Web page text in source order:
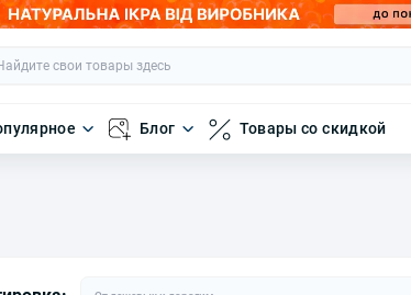
Блог Товары со скидкой